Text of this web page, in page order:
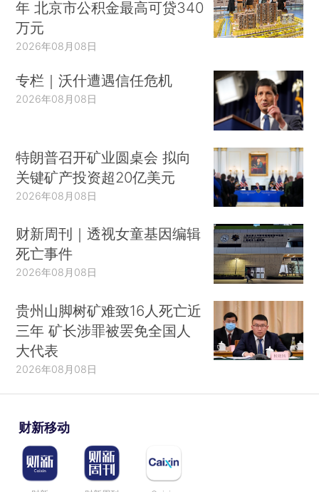
年 北京市公积金最高可贷340
万元
2026年08月08日
专栏｜沃什遭遇信任危机
2026年08月08日
特朗普召开矿业圆桌会 拟向
关键矿产投资超20亿美元
2026年08月08日
财新周刊｜透视女童基因编辑
死亡事件
2026年08月08日
贵州山脚树矿难致16人死亡近
三年 矿长涉罪被罢免全国人
大代表
2026年08月08日
财新移动